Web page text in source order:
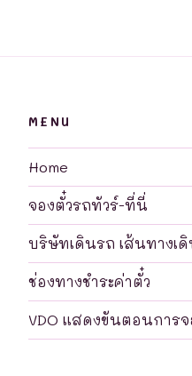
MENU
Home
จองตั๋วรถทัวร์-ที่นี่
บริษัทเดินรถ เส้นทางเ
ช่องทางชำระค่าตั๋ว
VDO แสดงขันตอนการจ